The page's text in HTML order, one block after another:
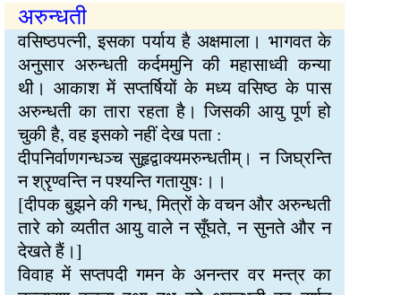
अरुन्धती
वसिष्ठपत्नी, इसका पर्याय है अक्षमाला। भागवत के
अनुसार अरुन्धती कर्दममुनि की महासाध्वी कन्या
थी। आकाश में सप्तर्षियों के मध्य वसिष्ठ के पास
अरुन्धती का तारा रहता है। जिसकी आयु पूर्ण हो
चुकी है, वह इसको नहीं देख पता :
दीपनिर्वाणगन्धञ्च सुहृद्वाक्यमरुन्धतीम्। न जिघ्रन्ति
न श्रृण्वन्ति न पश्यन्ति गतायुषः।।
[दीपक बुझने की गन्ध, मित्रों के वचन और अरुन्धती
तारे को व्यतीत आयु वाले न सूँघते, न सुनते और न
देखते हैं।]
विवाह में सप्तपदी गमन के अनन्तर वर मन्त्र का